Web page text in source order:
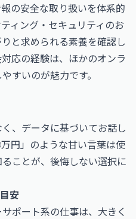
の安全な取り扱いを体系的
ィング・セキュリティのお
と求められる素養を確認し
応の経験は、ほかのオンラ
すいのが魅力です。
、データに基づいてお話し
円」のような甘い言葉は使
ことが、後悔しない選択に
安
ポート系の仕事は、大きく